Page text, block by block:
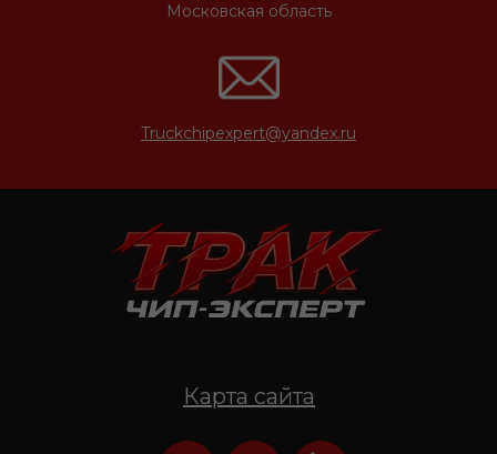
Truckchipexpert@yandex.ru
Московская область
Карта сайта